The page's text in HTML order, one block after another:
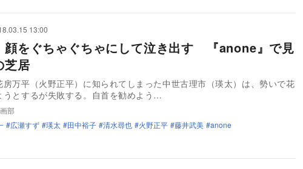
13:00
顔をぐちゃぐちゃにして泣き出す 『anone』で見
芝居
房万平（火野正平）に知られてしまった中世古理市（瑛太）は、勢いで花
うとするが失敗する。自首を勧めよう…
部
広瀬すず 瑛太 田中裕子 清水尋也 火野正平 藤井武美 anone